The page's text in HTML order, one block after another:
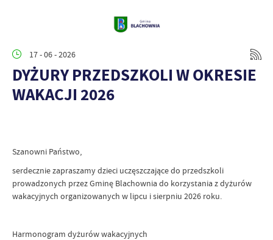
17 - 06 - 2026
DYŻURY PRZEDSZKOLI W OKRESIE
WAKACJI 2026
Szanowni Państwo,
serdecznie zapraszamy dzieci uczęszczające do przedszkoli
prowadzonych przez Gminę Blachownia do korzystania z dyżurów
wakacyjnych organizowanych w lipcu i sierpniu 2026 roku.
Harmonogram dyżurów wakacyjnych